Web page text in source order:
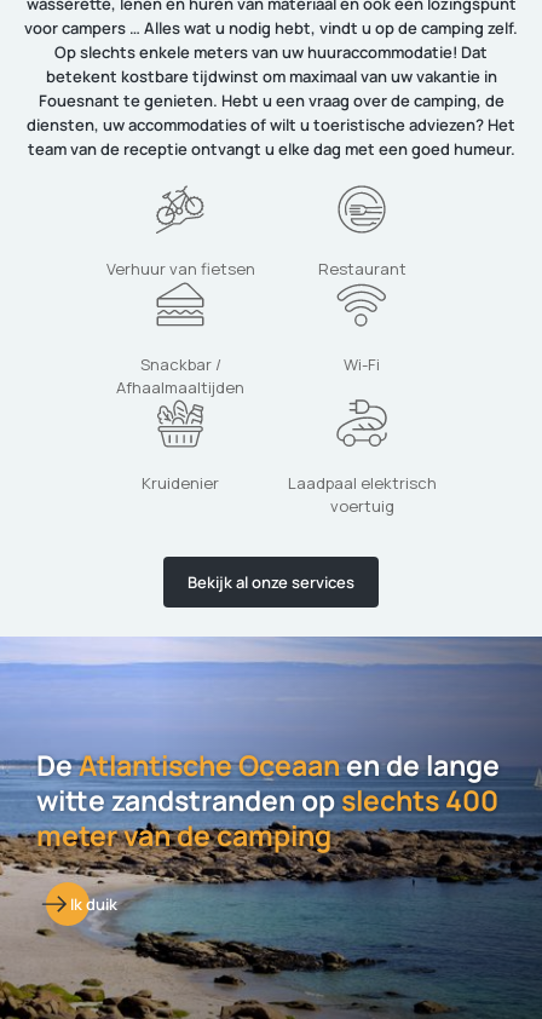
voor campers … Alles wat u nodig hebt, vindt u op de camping zelf.
Op slechts enkele meters van uw huuraccommodatie! Dat
betekent kostbare tijdwinst om maximaal van uw vakantie in
Fouesnant te genieten. Hebt u een vraag over de camping, de
diensten, uw accommodaties of wilt u toeristische adviezen? Het
team van de receptie ontvangt u elke dag met een goed humeur.
Verhuur van fietsen Restaurant
Snackbar /
Afhaalmaaltijden
Wi-Fi
Kruidenier
Laadpaal elektrisch
voertuig
Bekijk al onze services
DeAtlantische Oceaanen de lange
witte zandstranden opslechts 400
meter van de camping
Ik duik